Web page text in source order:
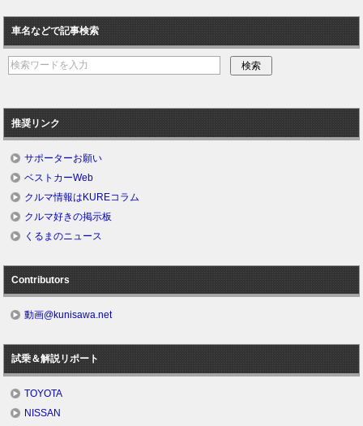
車名などで記事検索
推奨リンク
サポーターお願い
ベストカーWeb
クルマ情報はKUREコラム
クルマ好きの掲示板
くるまのニュース
Contributors
動画@kunisawa.net
試乗＆解説リポート
TOYOTA
NISSAN